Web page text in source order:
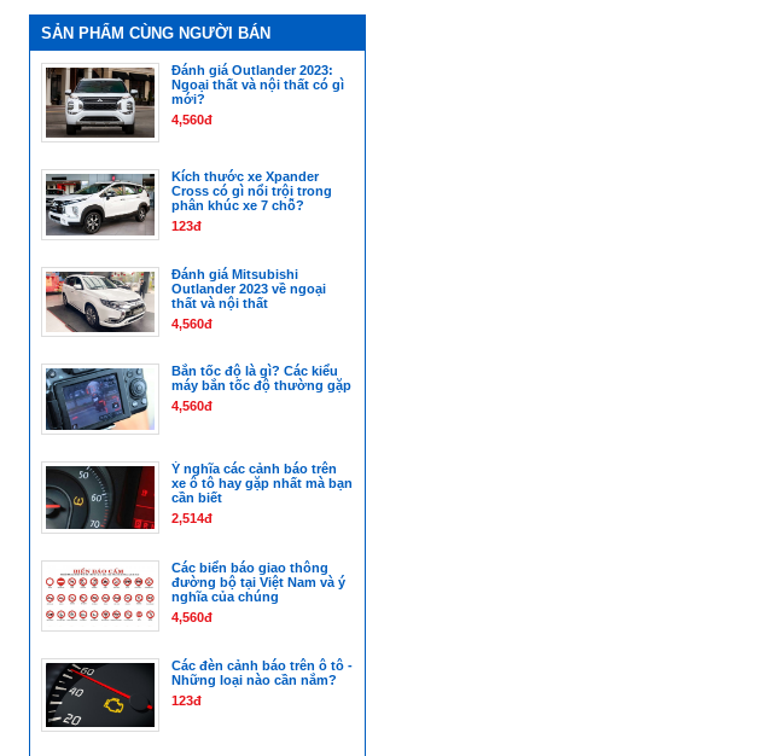
SẢN PHẨM CÙNG NGƯỜI BÁN
Đánh giá Outlander 2023:
Ngoại thất và nội thất có gì
mới?
4,560đ
Kích thước xe Xpander
Cross có gì nổi trội trong
phân khúc xe 7 chỗ?
123đ
Đánh giá Mitsubishi
Outlander 2023 về ngoại
thất và nội thất
4,560đ
Bắn tốc độ là gì? Các kiểu
máy bắn tốc độ thường gặp
4,560đ
Ý nghĩa các cảnh báo trên
xe ô tô hay gặp nhất mà bạn
cần biết
2,514đ
Các biển báo giao thông
đường bộ tại Việt Nam và ý
nghĩa của chúng
4,560đ
Các đèn cảnh báo trên ô tô -
Những loại nào cần nắm?
123đ